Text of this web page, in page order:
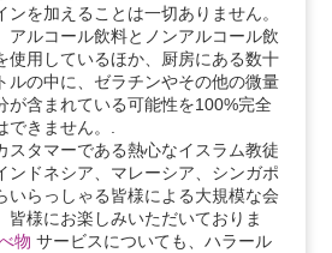
ンを加えることは一切ありません。
アルコール飲料とノンアルコール飲
使用しているほか、厨房にある数十
ルの中に、ゼラチンやその他の微量
が含まれている可能性を100%完全
できません。.
スタマーである熱心なイスラム教徒
ンドネシア、マレーシア、シンガポ
いらっしゃる皆様による大規模な会
皆様にお楽しみいただいておりま
物 サービスについても、ハラール